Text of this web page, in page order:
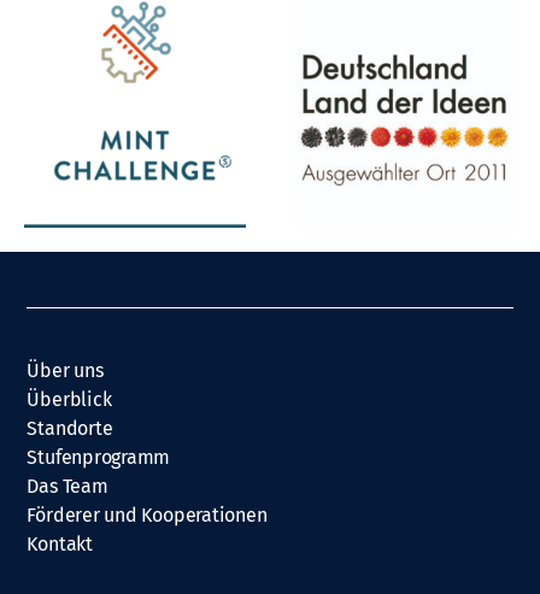
Über uns
Überblick
Standorte
Stufenprogramm
Das Team
Förderer und Kooperationen
Kontakt